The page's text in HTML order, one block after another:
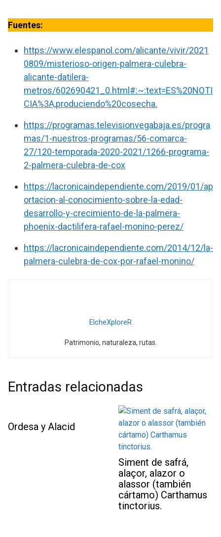
Fuentes:
https://www.elespanol.com/alicante/vivir/2021
0809/misterioso-origen-palmera-culebra-
alicante-datilera-
metros/602690421_0.html#:~:text=ES%20NOTI
CIA%3A,produciendo%20cosecha.
https://programas.televisionvegabaja.es/progra
mas/1-nuestros-programas/56-comarca-
27/120-temporada-2020-2021/1266-programa-
2-palmera-culebra-de-cox
https://lacronicaindependiente.com/2019/01/ap
ortacion-al-conocimiento-sobre-la-edad-
desarrollo-y-crecimiento-de-la-palmera-
phoenix-dactilifera-rafael-monino-perez/
https://lacronicaindependiente.com/2014/12/la-
palmera-culebra-de-cox-por-rafael-monino/
ElcheXploreR
Patrimonio, naturaleza, rutas.
Entradas relacionadas
Ordesa y Alacid
Siment de safrá,
alaçor, alazor o
alassor (también
cártamo) Carthamus
tinctorius.